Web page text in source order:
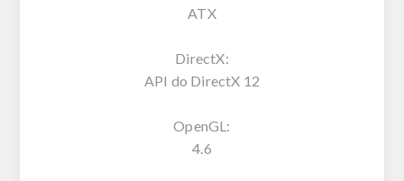
ATX
DirectX:
API do DirectX 12
OpenGL:
4.6